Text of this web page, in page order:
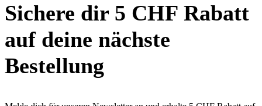
Sichere dir 5 CHF Rabatt
auf deine nächste
Bestellung